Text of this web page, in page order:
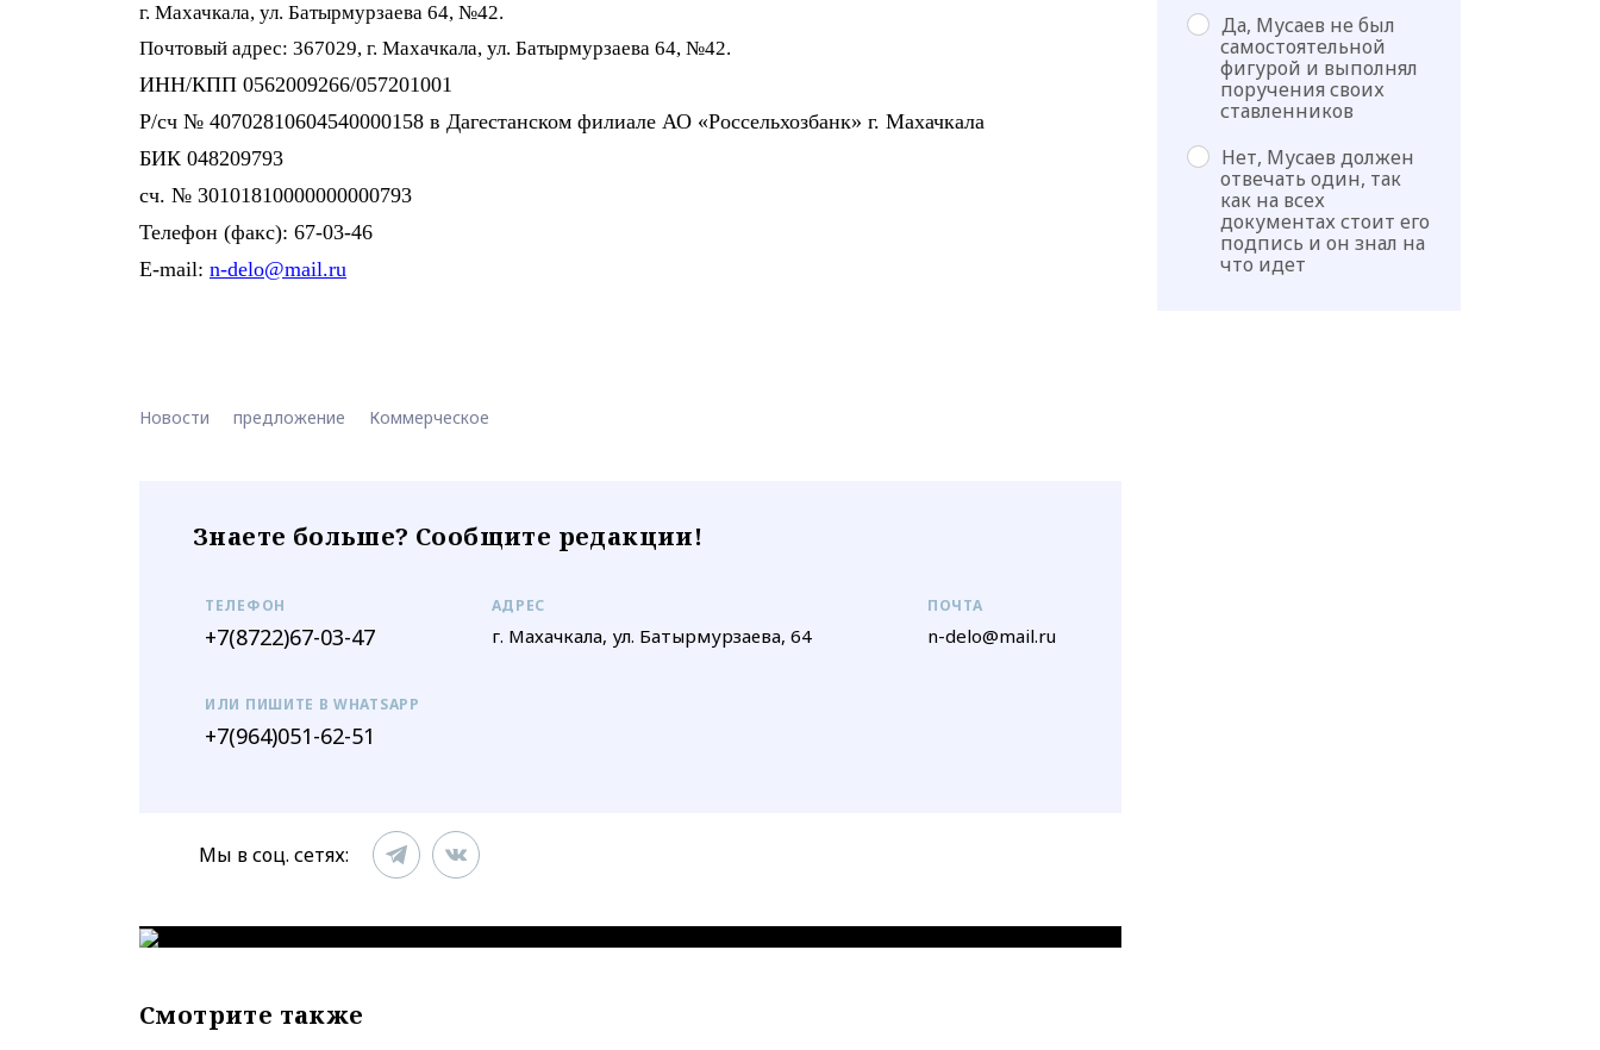
г. Махачкала, ул. Батырмурзаева 64, №42.
Почтовый адрес: 367029, г. Махачкала, ул. Батырмурзаева 64, №42.
ИНН/КПП 0562009266/057201001
Р/сч № 40702810604540000158 в Дагестанском филиале АО «Россельхозбанк» г. Махачкала
БИК 048209793
сч. № 30101810000000000793
Телефон (факс): 67-03-46
E-mail: n-delo@mail.ru
Новости предложение Коммерческое
Знаете больше? Сообщите редакции!
ТЕЛЕФОН
+7(8722)67-03-47
АДРЕС
г. Махачкала, ул. Батырмурзаева, 64
ПОЧТА
n-delo@mail.ru
ИЛИ ПИШИТЕ В WHATSAPP
+7(964)051-62-51
Мы в соц. сетях:
Смотрите также
Да, Мусаев не был
самостоятельной
фигурой и выполнял
поручения своих
ставленников
Нет, Мусаев должен
отвечать один, так
как на всех
документах стоит его
подпись и он знал на
что идет